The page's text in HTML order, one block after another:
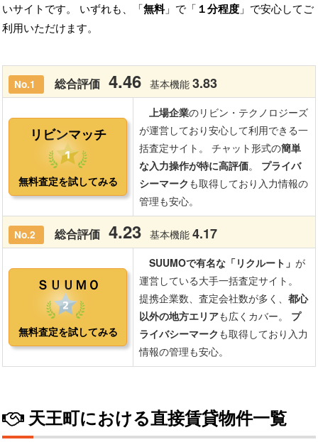
いサイトです。 いずれも、「無料」で「 １分程度 」で安心してご
利用いただけます。
天王町における直接賃貸物件一覧